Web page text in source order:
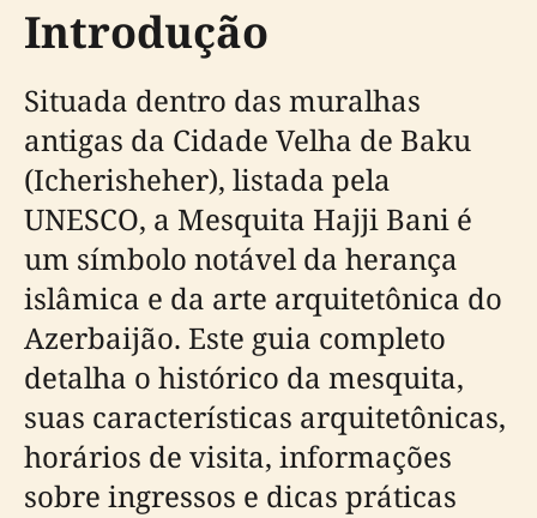
Introdução
Situada dentro das muralhas
antigas da Cidade Velha de Baku
(Icherisheher), listada pela
UNESCO, a Mesquita Hajji Bani é
um símbolo notável da herança
islâmica e da arte arquitetônica do
Azerbaijão. Este guia completo
detalha o histórico da mesquita,
suas características arquitetônicas,
horários de visita, informações
sobre ingressos e dicas práticas